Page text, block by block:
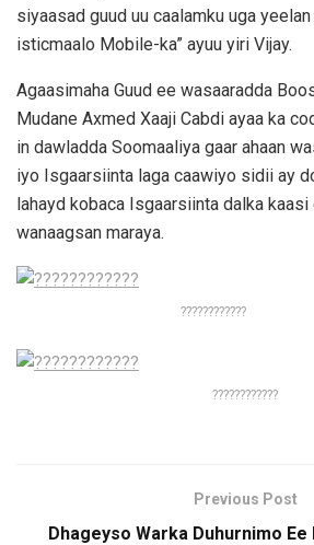
siyaasad guud uu caalamku uga
isticmaalo Mobile-ka” ayuu yiri Vijay.
Agaasimaha Guud ee wasaaradda
Mudane Axmed Xaaji Cabdi ayaa ka
in dawladda Soomaaliya gaar ahaan
iyo Isgaarsiinta laga caawiyo sidii ay
lahayd kobaca Isgaarsiinta dalka kaasi
wanaagsan maraya.
????????????
????????????
Previous Post
Dhageyso Warka Duhurnimo Ee